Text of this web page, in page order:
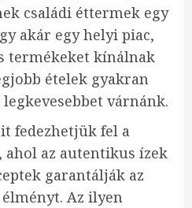
családi éttermek egy
akár egy helyi piac,
termékeket kínálnak
ételek gyakran
várnánk.
fedezhetjük fel a
az autentikus ízek
garantálják az
Az ilyen